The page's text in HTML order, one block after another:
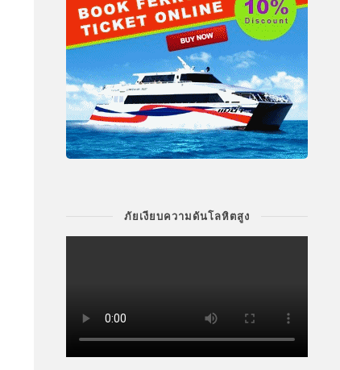
ภัยเงียบความดันโลหิตสูง